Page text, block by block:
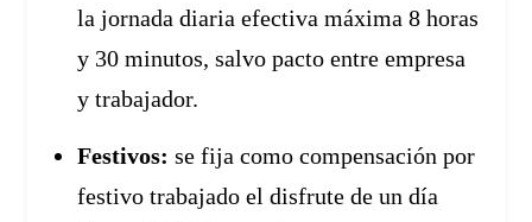
la jornada diaria efectiva máxima 8 horas
y 30 minutos, salvo pacto entre empresa
y trabajador.
Festivos:se fija como compensación por
festivo trabajado el disfrute de un día